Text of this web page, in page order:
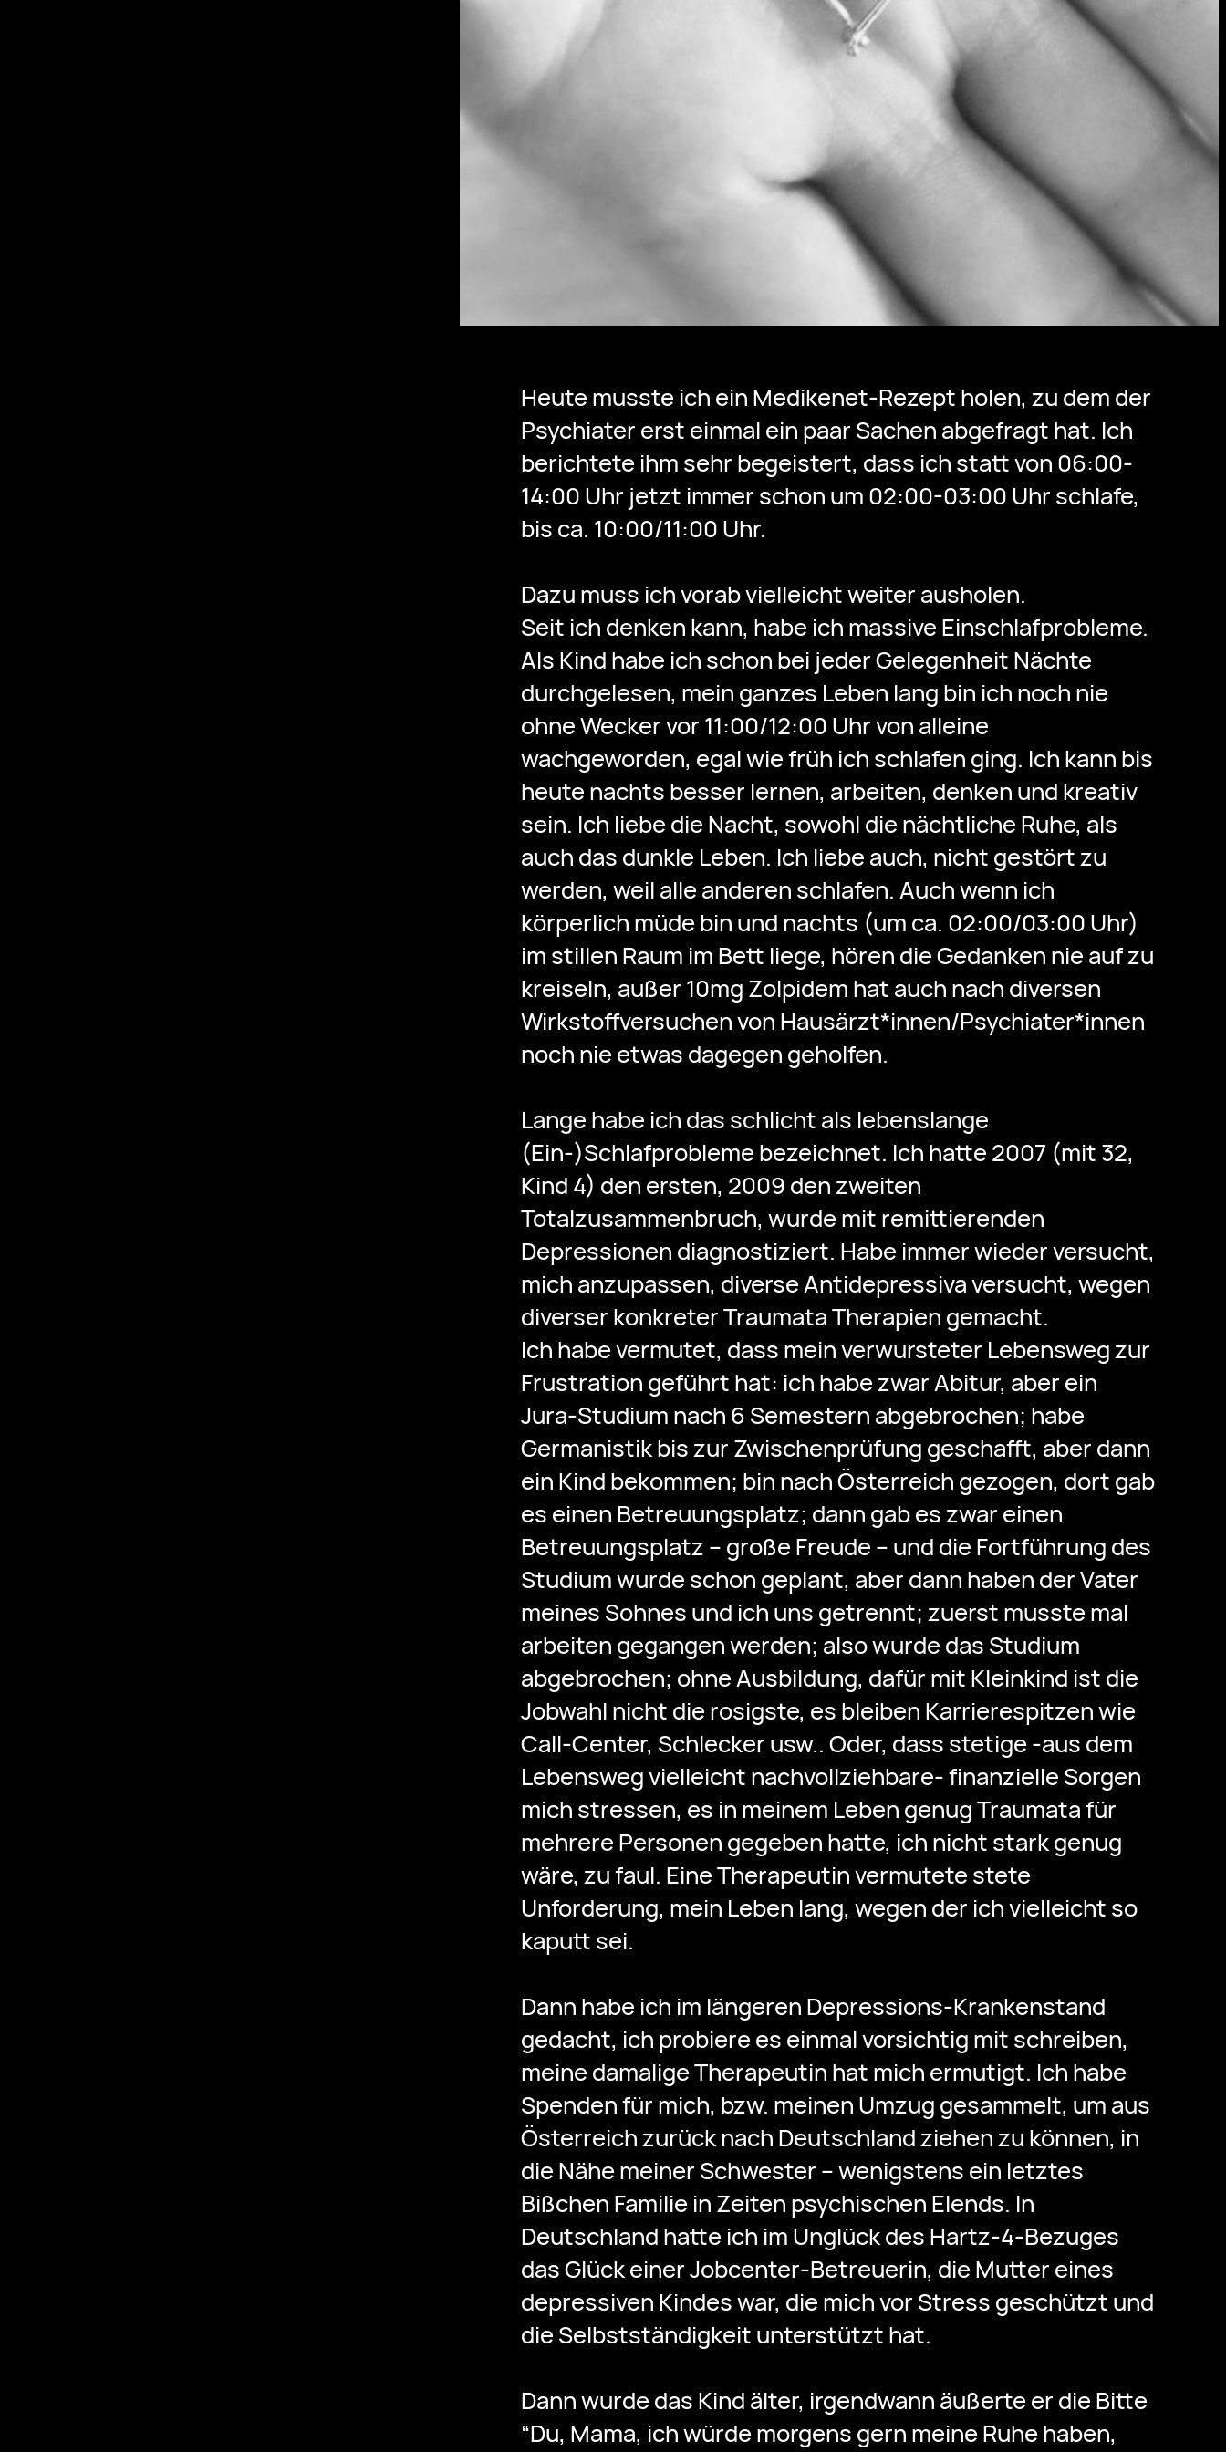
Heute musste ich ein Medikenet-Rezept holen, zu dem der
Psychiater erst einmal ein paar Sachen abgefragt hat. Ich
berichtete ihm sehr begeistert, dass ich statt von 06:00-
14:00 Uhr jetzt immer schon um 02:00-03:00 Uhr schlafe,
bis ca. 10:00/11:00 Uhr.
Dazu muss ich vorab vielleicht weiter ausholen.
Seit ich denken kann, habe ich massive Einschlafprobleme.
Als Kind habe ich schon bei jeder Gelegenheit Nächte
durchgelesen, mein ganzes Leben lang bin ich noch nie
ohne Wecker vor 11:00/12:00 Uhr von alleine
wachgeworden, egal wie früh ich schlafen ging. Ich kann bis
heute nachts besser lernen, arbeiten, denken und kreativ
sein. Ich liebe die Nacht, sowohl die nächtliche Ruhe, als
auch das dunkle Leben. Ich liebe auch, nicht gestört zu
werden, weil alle anderen schlafen. Auch wenn ich
körperlich müde bin und nachts (um ca. 02:00/03:00 Uhr)
im stillen Raum im Bett liege, hören die Gedanken nie auf zu
kreiseln, außer 10mg Zolpidem hat auch nach diversen
Wirkstoffversuchen von Hausärzt*innen/Psychiater*innen
noch nie etwas dagegen geholfen.
Lange habe ich das schlicht als lebenslange
(Ein-)Schlafprobleme bezeichnet. Ich hatte 2007 (mit 32,
Kind 4) den ersten, 2009 den zweiten
Totalzusammenbruch, wurde mit remittierenden
Depressionen diagnostiziert. Habe immer wieder versucht,
mich anzupassen, diverse Antidepressiva versucht, wegen
diverser konkreter Traumata Therapien gemacht.
Ich habe vermutet, dass mein verwursteter Lebensweg zur
Frustration geführt hat: ich habe zwar Abitur, aber ein
Jura-Studium nach 6 Semestern abgebrochen; habe
Germanistik bis zur Zwischenprüfung geschafft, aber dann
ein Kind bekommen; bin nach Österreich gezogen, dort gab
es einen Betreuungsplatz; dann gab es zwar einen
Betreuungsplatz – große Freude – und die Fortführung des
Studium wurde schon geplant, aber dann haben der Vater
meines Sohnes und ich uns getrennt; zuerst musste mal
arbeiten gegangen werden; also wurde das Studium
abgebrochen; ohne Ausbildung, dafür mit Kleinkind ist die
Jobwahl nicht die rosigste, es bleiben Karrierespitzen wie
Call-Center, Schlecker usw.. Oder, dass stetige -aus dem
Lebensweg vielleicht nachvollziehbare- finanzielle Sorgen
mich stressen, es in meinem Leben genug Traumata für
mehrere Personen gegeben hatte, ich nicht stark genug
wäre, zu faul. Eine Therapeutin vermutete stete
Unforderung, mein Leben lang, wegen der ich vielleicht so
kaputt sei.
Dann habe ich im längeren Depressions-Krankenstand
gedacht, ich probiere es einmal vorsichtig mit schreiben,
meine damalige Therapeutin hat mich ermutigt. Ich habe
Spenden für mich, bzw. meinen Umzug gesammelt, um aus
Österreich zurück nach Deutschland ziehen zu können, in
die Nähe meiner Schwester – wenigstens ein letztes
Bißchen Familie in Zeiten psychischen Elends. In
Deutschland hatte ich im Unglück des Hartz-4-Bezuges
das Glück einer Jobcenter-Betreuerin, die Mutter eines
depressiven Kindes war, die mich vor Stress geschützt und
die Selbstständigkeit unterstützt hat.
Dann wurde das Kind älter, irgendwann äußerte er die Bitte
“Du, Mama, ich würde morgens gern meine Ruhe haben,